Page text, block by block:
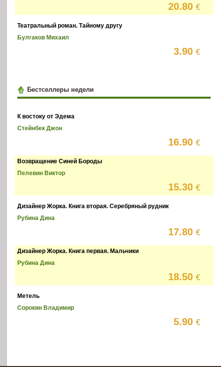
20.80€
Театральный роман. Тайному другу
Булгаков Михаил
3.90€
Бестселлеры недели
К востоку от Эдема
Стейнбек Джон
16.90€
Возвращение Синей Бороды
Пелевин Виктор
15.30€
Дизайнер Жорка. Книга вторая. Серебряный рудник
Рубина Дина
17.80€
Дизайнер Жорка. Книга первая. Мальчики
Рубина Дина
18.50€
Метель
Сорокин Владимир
5.90€